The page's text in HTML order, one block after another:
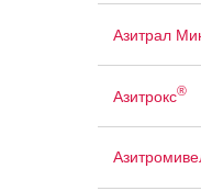
Азитрал
Азитрокс®